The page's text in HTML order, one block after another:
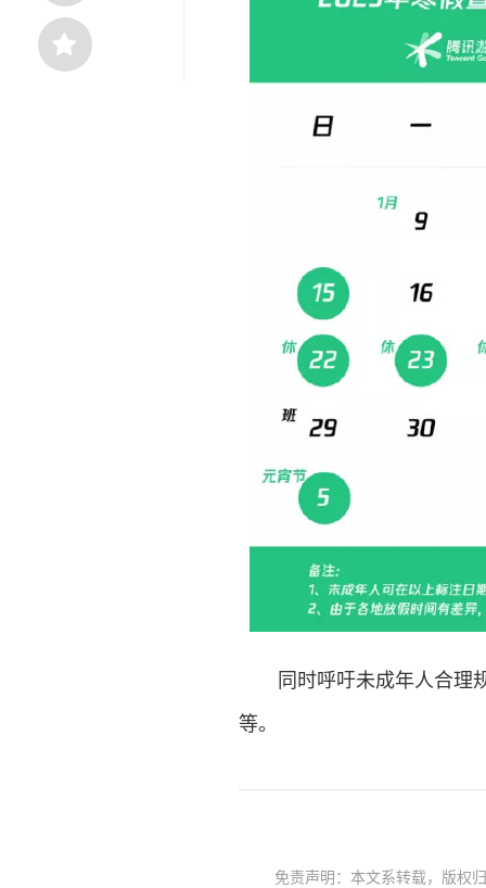
同时呼吁未成年人合理规
等。
免责声明：本文系转载，版权